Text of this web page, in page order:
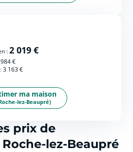
:2 019 €
984 €
3 163 €
ma maison
lez-Beaupré)
prix de
lez-Beaupré